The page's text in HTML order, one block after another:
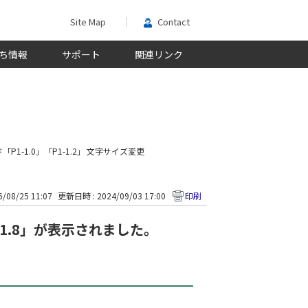
Site Map Contact
情報 サポート 関連リンク
文字サイズ変更
P1-1.0」「P1-1.2」
08/25 11:07 更新日時 : 2024/09/03 17:00 印刷
」が表示されました。